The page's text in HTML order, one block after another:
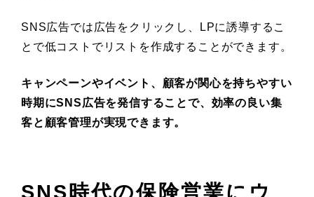
SNS広告では広告をクリックし、LPに誘導するこ
とで低コストでリストを作成することができます。
キャンペーンやイベント、顧客が関心を持ちやすい
時期にSNS広告を発信することで、効率の良い集
客と顧客管理が実現できます。
SNS時代の保険営業にウ